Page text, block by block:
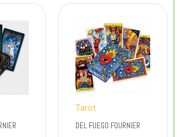
Tarot
DEL FUEGO FOURNIER